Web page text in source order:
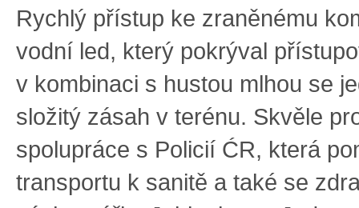
Rychlý přístup ke zraněnému
vodní led, který pokrýval
v kombinaci s hustou mlhou se
složitý zásah v terénu. Skvěle
spolupráce s Policií ĆR, která
transportu k sanitě a také se